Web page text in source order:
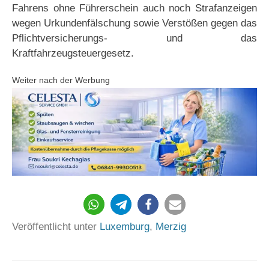
Fahrens ohne Führerschein auch noch Strafanzeigen
wegen Urkundenfälschung sowie Verstößen gegen das
Pflichtversicherungs- und das
Kraftfahrzeugsteuergesetz.
Weiter nach der Werbung
Veröffentlicht unter Luxemburg, Merzig